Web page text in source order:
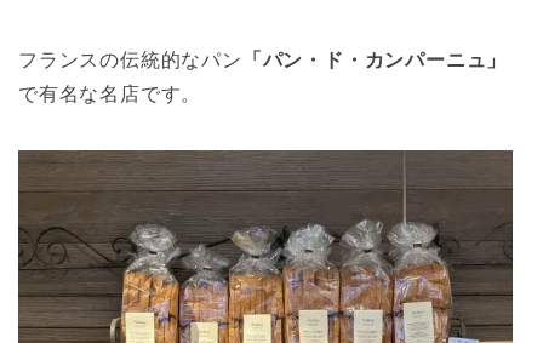
フランスの伝統的なパン
「パン・ド・カンパーニュ」
で有名な名店です。